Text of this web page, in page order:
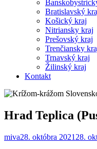
Bratislavský
Košický kraj
Nitriansky kraj
Prešovský kraj
Trenčiansky
Trnavský kraj
Žilinský kraj
Kontakt
Hrad Teplica
miva28. októbra 2021 28.